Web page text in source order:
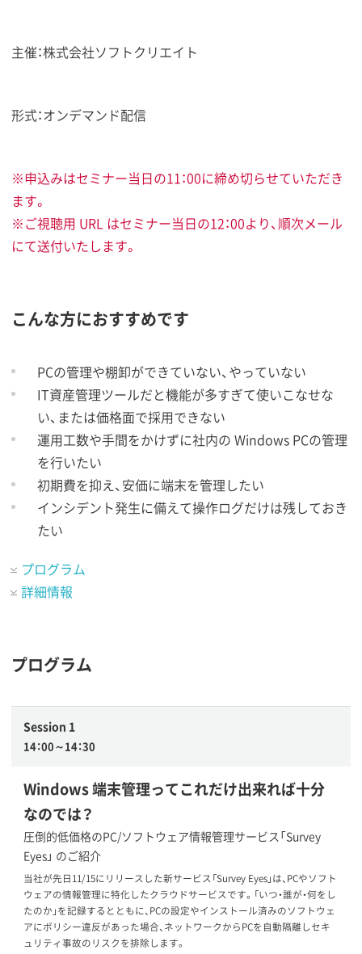
主催：株式会社ソフトクリエイト
形式：オンデマンド配信
※申込みはセミナー当日の11：00に締め切らせていただき
ます。
※ご視聴用 URL はセミナー当日の12：00より、順次メール
にて送付いたします。
こんな方におすすめです
PCの管理や棚卸ができていない、やっていない
IT資産管理ツールだと機能が多すぎて使いこなせな
い、または価格面で採用できない
運用工数や手間をかけずに社内の Windows PCの管理
を行いたい
初期費を抑え、安価に端末を管理したい
インシデント発生に備えて操作ログだけは残しておき
たい
プログラム
詳細情報
プログラム
Session 1
14：00～14：30
Windows 端末管理ってこれだけ出来れば十分
なのでは？
圧倒的低価格のPC/ソフトウェア情報管理サービス「Survey
Eyes」 のご紹介
当社が先日11/15にリリースした新サービス「Survey Eyes」は、PCやソフト
ウェアの情報管理に特化したクラウドサービスです。「いつ・誰が・何をし
たのか」を記録するとともに、PCの設定やインストール済みのソフトウェ
アにポリシー違反があった場合、ネットワークからPCを自動隔離しセキ
ュリティ事故のリスクを排除します。